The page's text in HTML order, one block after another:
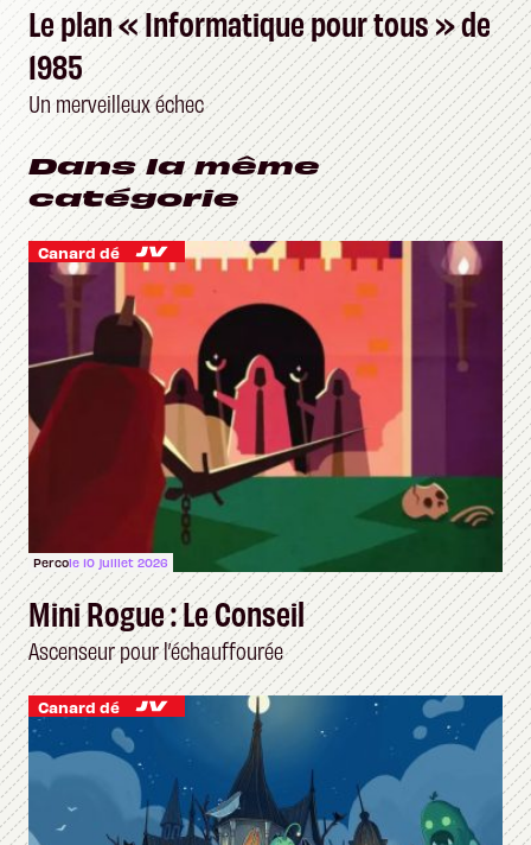
Le plan « Informatique pour tous » de
1985
Un merveilleux échec
Dans la même
catégorie
Canard dé
Percole 10 juillet 2026
Mini Rogue : Le Conseil
Ascenseur pour l’échauffourée
Canard dé